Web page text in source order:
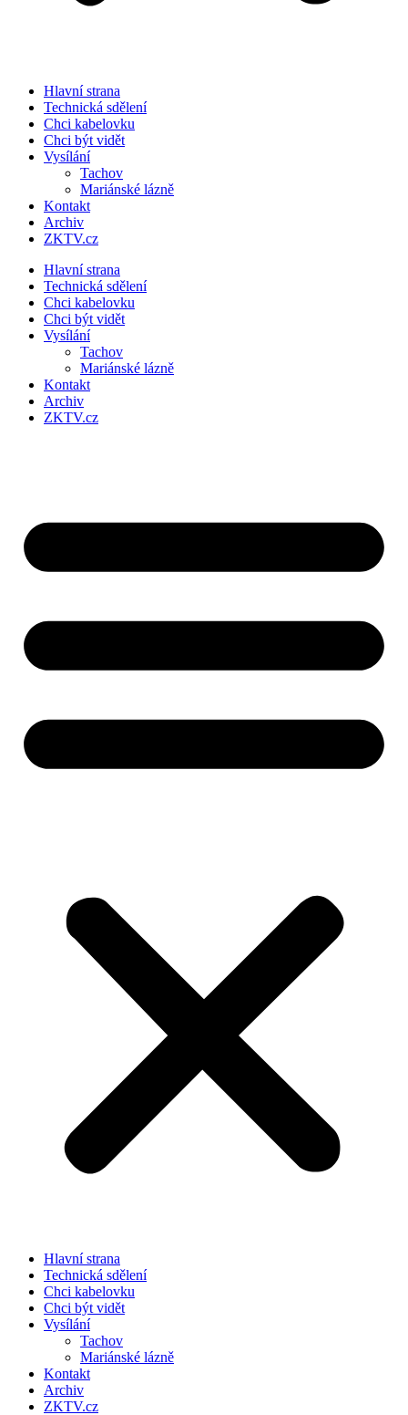
Hlavní strana
Technická sdělení
Chci kabelovku
Chci být vidět
Vysílání
Tachov
Mariánské lázně
Kontakt
Archiv
ZKTV.cz
Hlavní strana
Technická sdělení
Chci kabelovku
Chci být vidět
Vysílání
Tachov
Mariánské lázně
Kontakt
Archiv
ZKTV.cz
Hlavní strana
Technická sdělení
Chci kabelovku
Chci být vidět
Vysílání
Tachov
Mariánské lázně
Kontakt
Archiv
ZKTV.cz